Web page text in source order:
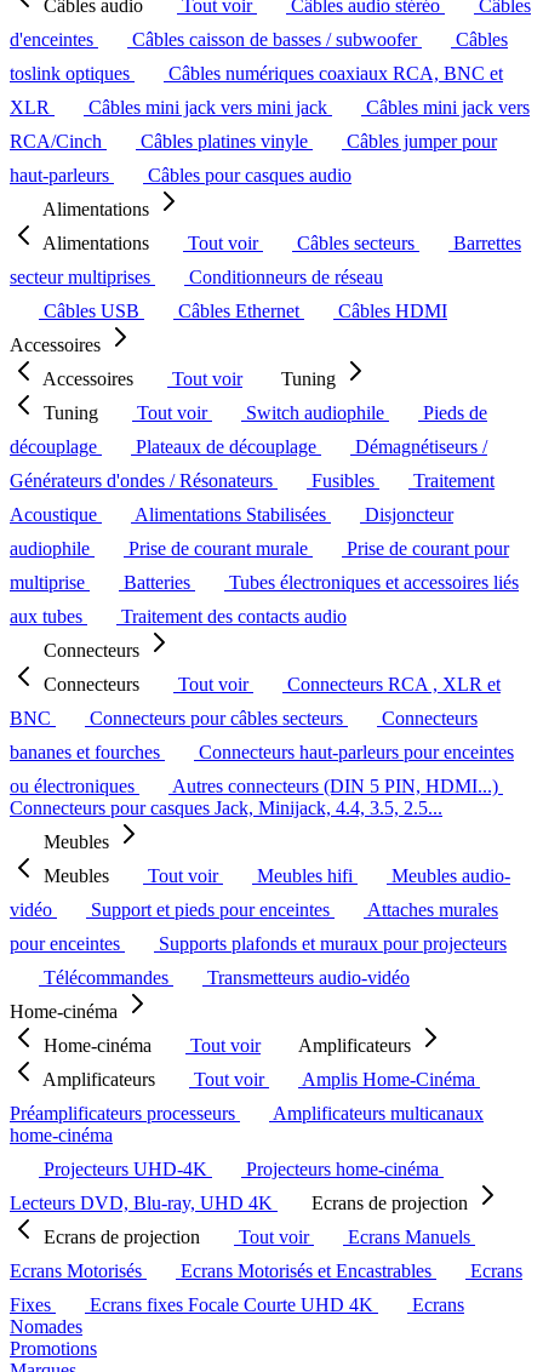
Câbles audio
Tout voir Câbles audio stéréo
Câbles
d'enceintes
Câbles caisson de basses / subwoofer
Câbles
toslink optiques
Câbles numériques coaxiaux RCA, BNC et
XLR
Câbles mini jack vers mini jack
Câbles mini jack vers
RCA/Cinch
Câbles platines vinyle
Câbles jumper pour
haut-parleurs
Câbles pour casques audio
Alimentations
Alimentations
Tout voir Câbles secteurs
Barrettes
secteur multiprises
Conditionneurs de réseau
Câbles USB
Câbles Ethernet
Câbles HDMI
Accessoires
Accessoires
Tout voir
Tuning
Tuning
Tout voir Switch audiophile
Pieds de
découplage
Plateaux de découplage
Démagnétiseurs /
Générateurs d'ondes / Résonateurs
Fusibles
Traitement
Acoustique
Alimentations Stabilisées
Disjoncteur
audiophile
Prise de courant murale
Prise de courant pour
multiprise
Batteries
Tubes électroniques et accessoires liés
aux tubes
Traitement des contacts audio
Connecteurs
Connecteurs
Tout voir
Connecteurs RCA , XLR et
BNC
Connecteurs pour câbles secteurs
Connecteurs
bananes et fourches
Connecteurs haut-parleurs pour enceintes
ou électroniques
Autres connecteurs (DIN 5 PIN, HDMI...)
Connecteurs pour casques Jack, Minijack, 4.4, 3.5, 2.5...
Meubles
Meubles
Tout voir Meubles hifi
Meubles audio-
vidéo
Support et pieds pour enceintes
Attaches murales
pour enceintes
Supports plafonds et muraux pour projecteurs
Télécommandes
Transmetteurs audio-vidéo
Home-cinéma
Home-cinéma
Tout voir
Amplificateurs
Amplificateurs
Tout voir
Amplis Home-Cinéma
Préamplificateurs processeurs
Amplificateurs multicanaux
home-cinéma
Projecteurs UHD-4K
Projecteurs home-cinéma
Lecteurs DVD, Blu-ray, UHD 4K
Ecrans de projection
Ecrans de projection
Tout voir
Ecrans Manuels
Ecrans Motorisés
Ecrans Motorisés et Encastrables
Ecrans
Fixes
Ecrans fixes Focale Courte UHD 4K
Ecrans
Nomades
Promotions